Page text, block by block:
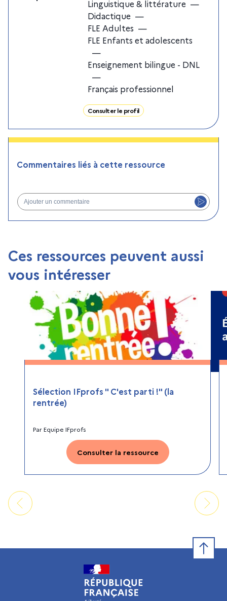
Linguistique & littérature —
Didactique —
FLE Adultes —
FLE Enfants et adolescents
—
Enseignement bilingue - DNL
—
Français professionnel
Consulter le profil
Commentaires liés à cette ressource
Ajouter un commentaire
Ces ressources peuvent aussi
vous intéresser
Sélection IFprofs " C'est parti !" (la
rentrée)
ParEquipe IFprofs
Consulter la ressource